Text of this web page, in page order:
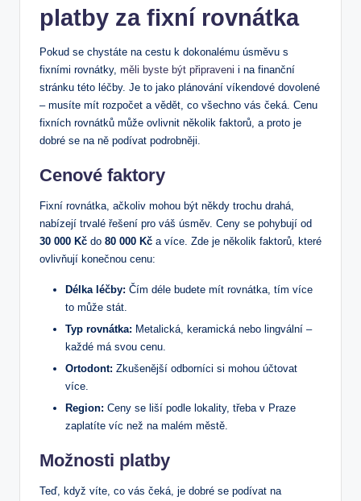
platby za fixní rovnátka
Pokud se chystáte na cestu k dokonalému úsměvu s
fixními rovnátky, měli byste být připraveni i na finanční
stránku této léčby. Je to jako plánování víkendové dovolené
– musíte mít rozpočet a vědět, co všechno vás čeká. Cenu
fixních rovnátků může ovlivnit několik faktorů, a proto je
dobré se na ně podívat podrobněji.
Cenové faktory
Fixní rovnátka, ačkoliv mohou být někdy trochu drahá,
nabízejí trvalé řešení pro váš úsměv. Ceny se pohybují od
30 000 Kč do 80 000 Kč a více. Zde je několik faktorů, které
ovlivňují konečnou cenu:
Délka léčby: Čím déle budete mít rovnátka, tím více
to může stát.
Typ rovnátka: Metalická, keramická nebo lingvální –
každé má svou cenu.
Ortodont: Zkušenější odborníci si mohou účtovat
více.
Region: Ceny se liší podle lokality, třeba v Praze
zaplatíte víc než na malém městě.
Možnosti platby
Teď, když víte, co vás čeká, je dobré se podívat na